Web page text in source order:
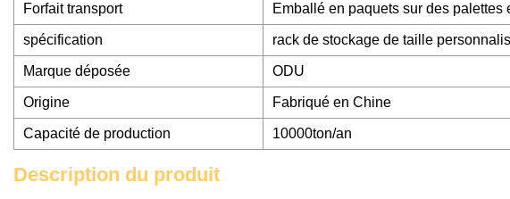
Forfait transport Emballé en paquets sur des palettes
spécification rack de stockage de taille
Marque déposée ODU
Origine Fabriqué en Chine
Capacité de production 10000ton/an
Description du produit